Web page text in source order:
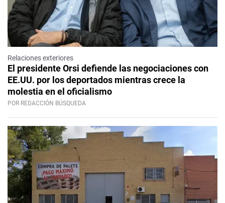
Relaciones exteriores
El presidente Orsi defiende las negociaciones con
EE.UU. por los deportados mientras crece la
molestia en el oficialismo
POR REDACCIÓN BÚSQUEDA